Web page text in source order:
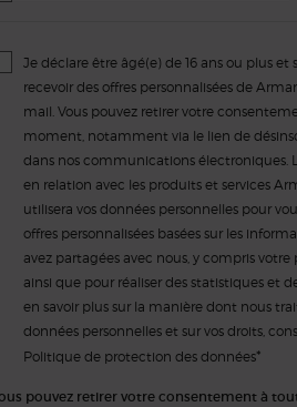
Je déclare être âgé(e) de 16 ans ou plus et
recevoir des offres personnalisées de
mail. Vous pouvez retirer votre
moment, notamment via le lien de
dans nos communications électroniques.
en relation avec les produits et services
utilisera vos données personnelles pour
offres personnalisées basées sur les
avez partagées avec nous, y compris votre
ainsi que pour réaliser des statistiques et
en savoir plus sur la manière dont nous
données personnelles et sur vos droits,
Politique de protection des données*
pouvez retirer votre consentement à